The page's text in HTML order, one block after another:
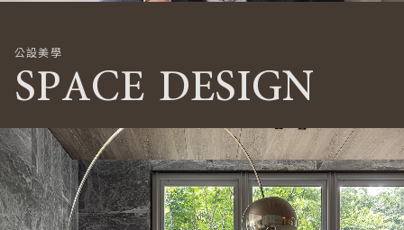
公設美學
SPACE DESIGN